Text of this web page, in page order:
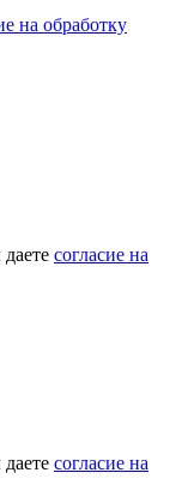
на обработку
согласие на
согласие на